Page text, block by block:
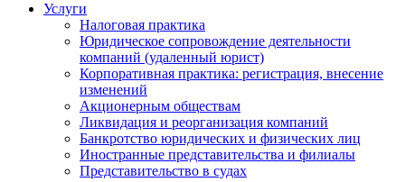
Услуги
Налоговая практика
Юридическое сопровождение деятельности
компаний (удаленный юрист)
Корпоративная практика: регистрация, внесение
изменений
Акционерным обществам
Ликвидация и реорганизация компаний
Банкротство юридических и физических лиц
Иностранные представительства и филиалы
Представительство в судах